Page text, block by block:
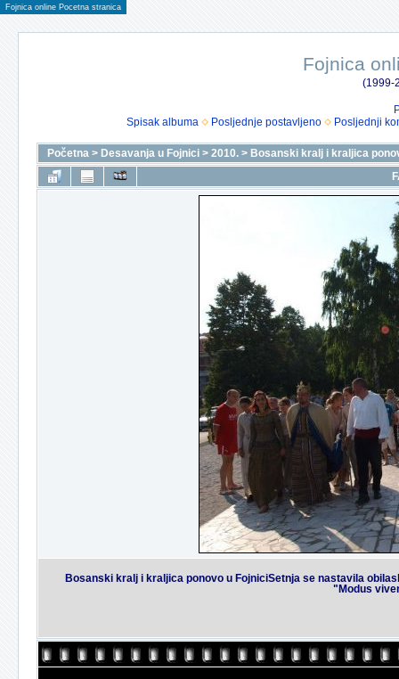
Fojnica online Pocetna stranica
Fojnica
(1999-
Spisak albuma
Posljednje postavljeno Posljednji
Početna > Desavanja u Fojnici > 2010. > Bosanski kralj i kraljica
Bosanski kralj i kraljica ponovo u FojniciSetnja se nastavila
"Modus